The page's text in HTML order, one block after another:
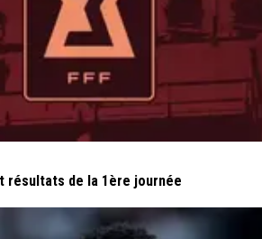
des losers !!! 2ieme LDC de suite
!!! !!!
résultats de la 1ère journée